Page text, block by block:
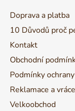
Doprava a platba
10 Důvodů proč
Kontakt
Obchodní
Podmínky
Reklamace a
Velkoobchod